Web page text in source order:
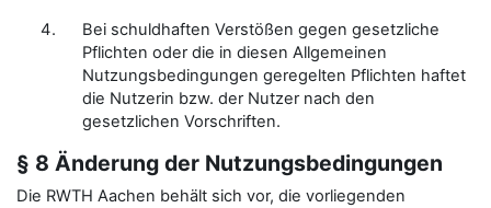
Bei schuldhaften Verstößen gegen gesetzliche
Pflichten oder die in diesen Allgemeinen
Nutzungsbedingungen geregelten Pflichten haftet
die Nutzerin bzw. der Nutzer nach den
gesetzlichen Vorschriften.
§ 8 Änderung der Nutzungsbedingungen
Die RWTH Aachen behält sich vor, die vorliegenden